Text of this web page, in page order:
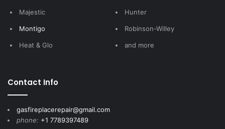
Majestic
Montigo
Heat & Glo
Hunter
Robinson-Willey
and more
Contact Info
gasfireplacerepair@gmail.com
phone: +1 7789397489